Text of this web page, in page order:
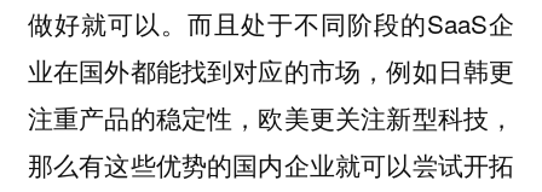
做好就可以。而且处于不同阶段的SaaS企
业在国外都能找到对应的市场，例如日韩更
注重产品的稳定性，欧美更关注新型科技，
那么有这些优势的国内企业就可以尝试开拓